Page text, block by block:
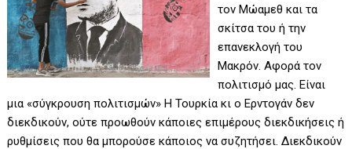
τον Μώαμεθ και τα
σκίτσα του ή την
επανεκλογή του
Μακρόν. Αφορά τον
πολιτισμό μας. Είναι
μια «σύγκρουση πολιτισμών» Η Τουρκία κι ο Ερντογάν δεν
διεκδικούν, ούτε προωθούν κάποιες επιμέρους διεκδικήσεις ή
ρυθμίσεις που θα μπορούσε κάποιος να συζητήσει. Διεκδικούν